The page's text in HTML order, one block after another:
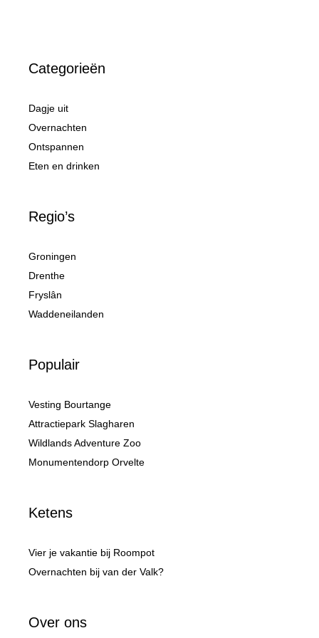
Categorieën
Dagje uit
Overnachten
Ontspannen
Eten en drinken
Regio’s
Groningen
Drenthe
Fryslân
Waddeneilanden
Populair
Vesting Bourtange
Attractiepark Slagharen
Wildlands Adventure Zoo
Monumentendorp Orvelte
Ketens
Vier je vakantie bij Roompot
Overnachten bij van der Valk?
Over ons